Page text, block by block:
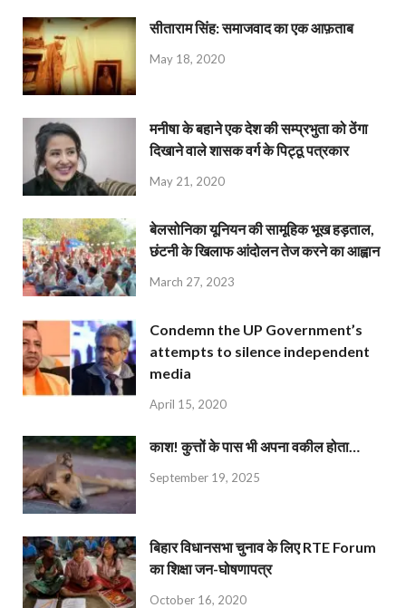
सीताराम सिंह: समाजवाद का एक आफ़ताब
May 18, 2020
मनीषा के बहाने एक देश की सम्प्रभुता को ठेंगा
दिखाने वाले शासक वर्ग के पिट्ठू पत्रकार
May 21, 2020
बेलसोनिका यूनियन की सामूहिक भूख हड़ताल,
छंटनी के खिलाफ आंदोलन तेज करने का आह्वान
March 27, 2023
Condemn the UP Government’s
attempts to silence independent
media
April 15, 2020
काश! कुत्तों के पास भी अपना वकील होता…
September 19, 2025
बिहार विधानसभा चुनाव के लिए RTE Forum
का शिक्षा जन-घोषणापत्र
October 16, 2020